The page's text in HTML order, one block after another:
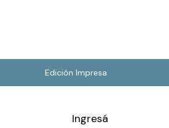
Edición Impresa
Ingresá